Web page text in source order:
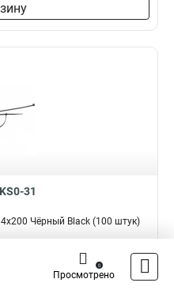
31
Чёрный Black (100 штук)
Сравнить
Просмотрено
0